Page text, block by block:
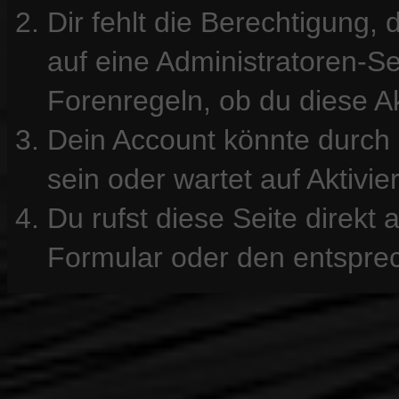
Dir fehlt die Berechtigung,
auf eine Administratoren-
Forenregeln, ob du diese
Dein Account könnte
sein oder wartet auf
Du rufst diese Seite direkt
Formular oder den